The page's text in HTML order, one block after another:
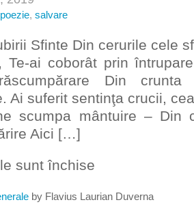
poezie, salvare
Sfinte Din cerurile cele
Te-ai coborât prin
Din
Ai suferit sentinţa crucii,
scumpa mântuire – Din
Aici […]
sunt închise
Iubirii
by Flavius Laurian Duverna